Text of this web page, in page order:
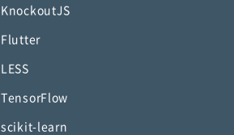
KnockoutJS
Flutter
LESS
TensorFlow
scikit-learn